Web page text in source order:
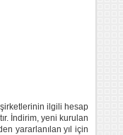
ilgili hesap
İndirim, yeni kurulan
yararlanılan yıl için